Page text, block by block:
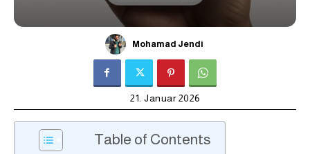
Mohamad Jendi
21. Januar 2026
Table of Contents